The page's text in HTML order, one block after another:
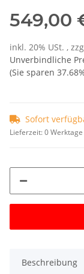
549,00
inkl. 20% USt. ,
Unverbindliche
(Sie sparen
Sofort
Lieferzeit:0 Werktage
Beschreibung